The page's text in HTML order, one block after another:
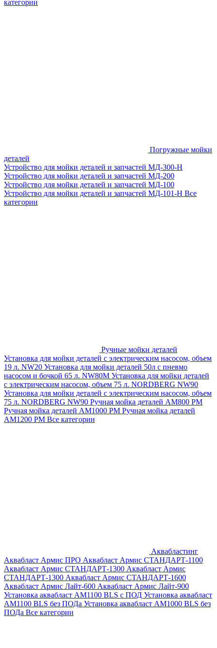
категории
Погружные мойки
деталей
Устройство для мойки деталей и запчастей МД-300-H
Устройство для мойки деталей и запчастей МД-200
Устройство для мойки деталей и запчастей МД-100
Устройство для мойки деталей и запчастей МД-101-Н Все
категории
Ручные мойки деталей
Установка для мойки деталей с электрическим насосом, объем
19 л. NW20 Установка для мойки деталей 50л с пневмо
насосом и бочкой 65 л. NW80M Установка для мойки деталей
с электрическим насосом, объем 75 л. NORDBERG NW90
Установка для мойки деталей с электрическим насосом, объем
75 л. NORDBERG NW90 Ручная мойка деталей АМ800 РМ
Ручная мойка деталей АМ1000 РМ Ручная мойка деталей
АМ1200 РМ Все категории
Аквабластинг
Аквабласт Армис ПРО Аквабласт Армис СТАНДАРТ-1100
Аквабласт Армис СТАНДАРТ-1300 Аквабласт Армис
СТАНДАРТ-1300 Аквабласт Армис СТАНДАРТ-1600
Аквабласт Армис Лайт-600 Аквабласт Армис Лайт-900
Установка аквабласт AM1100 BLS с ПОД Установка аквабласт
AM1100 BLS без ПОДа Установка аквабласт AM1000 BLS без
ПОДа Все категории